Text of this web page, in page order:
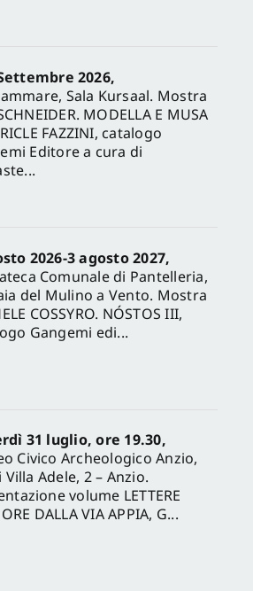
2026,
Sala Kursaal. Mostra
MODELLA E MUSA
FAZZINI, catalogo
Editore a cura di
2026-3 agosto 2027,
Comunale di Pantelleria,
del Mulino a Vento. Mostra
COSSYRO. NÓSTOS III,
Gangemi edi...
31 luglio, ore 19.30,
Civico Archeologico Anzio,
Villa Adele, 2 – Anzio.
volume LETTERE
DALLA VIA APPIA, G...